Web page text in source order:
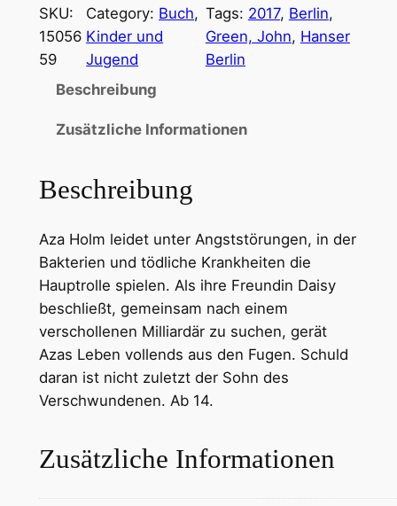
SKU:
15056
59
Category: Buch
Kinder und
Jugend
Tags: 2017, Berlin
Green, John, Hanser
Berlin
Beschreibung
Zusätzliche Informationen
Beschreibung
Aza Holm leidet unter Angststörungen, in der
Bakterien und tödliche Krankheiten die
Hauptrolle spielen. Als ihre Freundin Daisy
beschließt, gemeinsam nach einem
verschollenen Milliardär zu suchen, gerät
Azas Leben vollends aus den Fugen. Schuld
daran ist nicht zuletzt der Sohn des
Verschwundenen. Ab 14.
Zusätzliche Informationen